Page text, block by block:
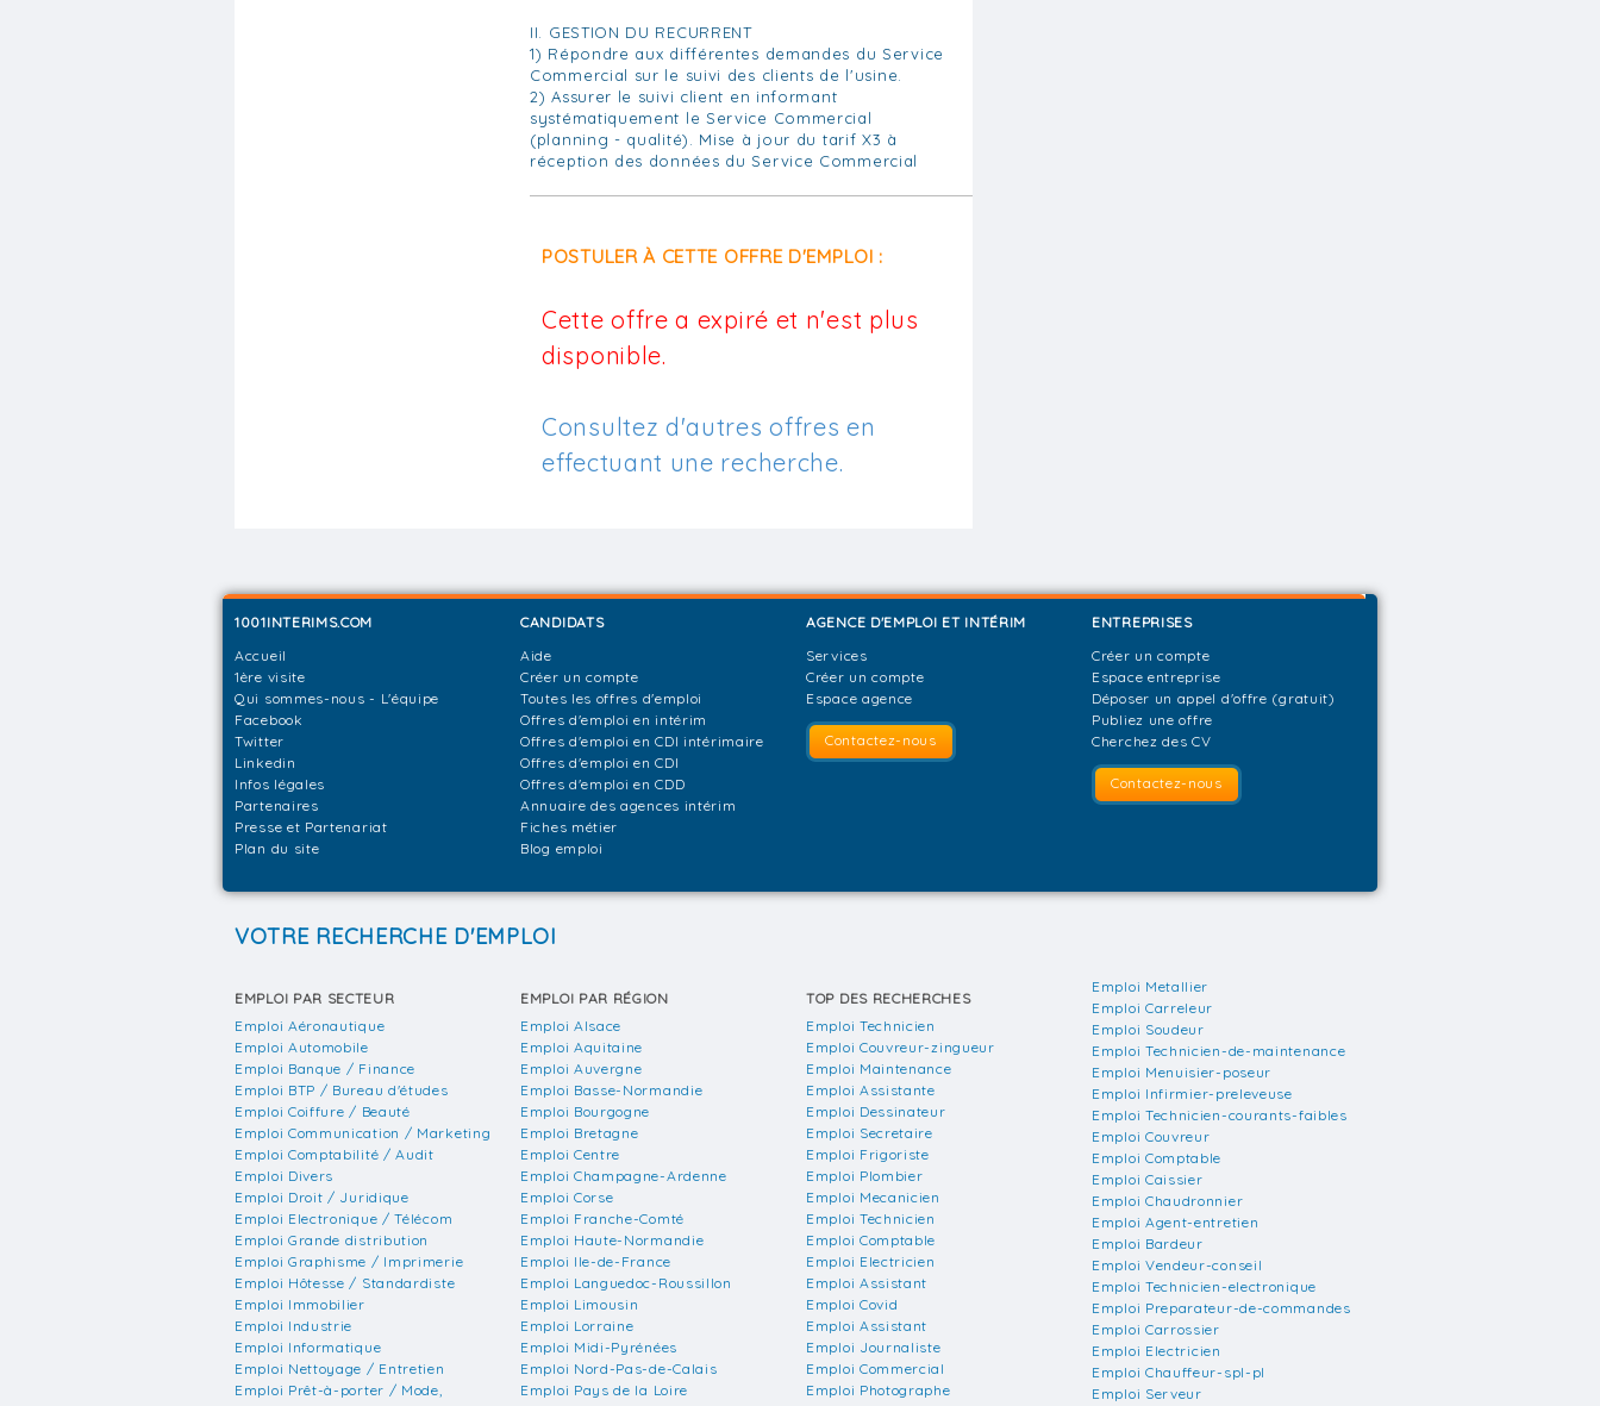
II. GESTION DU RECURRENT
1) Répondre aux différentes demandes du Service
Commercial sur le suivi des clients de l'usine.
2) Assurer le suivi client en informant
systématiquement le Service Commercial
(planning - qualité). Mise à jour du tarif X3 à
réception des données du Service Commercial
POSTULER À CETTE OFFRE D'EMPLOI :
Cette offre a expiré et n'est plus
disponible.
Consultez d'autres offres en
effectuant une recherche.
1001INTERIMS.COM
Accueil
1ère visite
Qui sommes-nous - L'équipe
Facebook
Twitter
Linkedin
Infos légales
Partenaires
Presse et Partenariat
Plan du site
CANDIDATS
Aide
Créer un compte
Toutes les offres d'emploi
Offres d'emploi en intérim
Offres d'emploi en CDI intérimaire
Offres d'emploi en CDI
Offres d'emploi en CDD
Annuaire des agences intérim
Fiches métier
Blog emploi
AGENCE D'EMPLOI ET INTÉRIM
Services
Créer un compte
Espace agence
Contactez-nous
ENTREPRISES
Créer un compte
Espace entreprise
Déposer un appel d'offre (gratuit)
Publiez une offre
Cherchez des CV
Contactez-nous
VOTRE RECHERCHE D'EMPLOI
EMPLOI PAR SECTEUR
Emploi Aéronautique
Emploi Automobile
Emploi Banque / Finance
Emploi BTP / Bureau d'études
Emploi Coiffure / Beauté
Emploi Communication / Marketing
Emploi Comptabilité / Audit
Emploi Divers
Emploi Droit / Juridique
Emploi Electronique / Télécom
Emploi Grande distribution
Emploi Graphisme / Imprimerie
Emploi Hôtesse / Standardiste
Emploi Immobilier
Emploi Industrie
Emploi Informatique
Emploi Nettoyage / Entretien
Emploi Prêt-à-porter / Mode,
EMPLOI PAR RÉGION
Emploi Alsace
Emploi Aquitaine
Emploi Auvergne
Emploi Basse-Normandie
Emploi Bourgogne
Emploi Bretagne
Emploi Centre
Emploi Champagne-Ardenne
Emploi Corse
Emploi Franche-Comté
Emploi Haute-Normandie
Emploi Ile-de-France
Emploi Languedoc-Roussillon
Emploi Limousin
Emploi Lorraine
Emploi Midi-Pyrénées
Emploi Nord-Pas-de-Calais
Emploi Pays de la Loire
TOP DES RECHERCHES
Emploi Technicien
Emploi Couvreur-zingueur
Emploi Maintenance
Emploi Assistante
Emploi Dessinateur
Emploi Secretaire
Emploi Frigoriste
Emploi Plombier
Emploi Mecanicien
Emploi Technicien
Emploi Comptable
Emploi Electricien
Emploi Assistant
Emploi Covid
Emploi Assistant
Emploi Journaliste
Emploi Commercial
Emploi Photographe
Emploi Metallier
Emploi Carreleur
Emploi Soudeur
Emploi Technicien-de-maintenance
Emploi Menuisier-poseur
Emploi Infirmier-preleveuse
Emploi Technicien-courants-faibles
Emploi Couvreur
Emploi Comptable
Emploi Caissier
Emploi Chaudronnier
Emploi Agent-entretien
Emploi Bardeur
Emploi Vendeur-conseil
Emploi Technicien-electronique
Emploi Preparateur-de-commandes
Emploi Carrossier
Emploi Electricien
Emploi Chauffeur-spl-pl
Emploi Serveur